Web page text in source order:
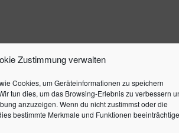
Zustimmung verwalten
Cookies, um Geräteinformationen zu speichern
tun dies, um das Browsing-Erlebnis zu verbessern
anzuzeigen. Wenn du nicht zustimmst oder die
bestimmte Merkmale und Funktionen